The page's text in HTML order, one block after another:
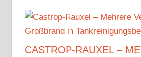
CASTROP-RAUXEL –